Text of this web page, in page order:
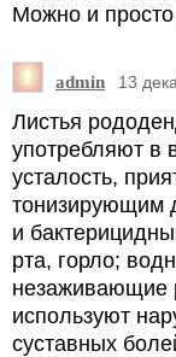
Можно и просто
admin 13
Листья
употребляют в
усталость,
тонизирующим
и
рта, горло;
незаживающие
используют
суставных